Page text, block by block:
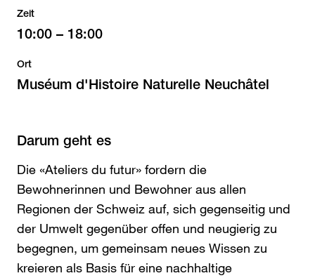
Zeit
10:00 – 18:00
Ort
Muséum d'Histoire Naturelle Neuchâtel
Darum geht es
Die «Ateliers du futur» fordern die
Bewohnerinnen und Bewohner aus allen
Regionen der Schweiz auf, sich gegenseitig und
der Umwelt gegenüber offen und neugierig zu
begegnen, um gemeinsam neues Wissen zu
kreieren als Basis für eine nachhaltige